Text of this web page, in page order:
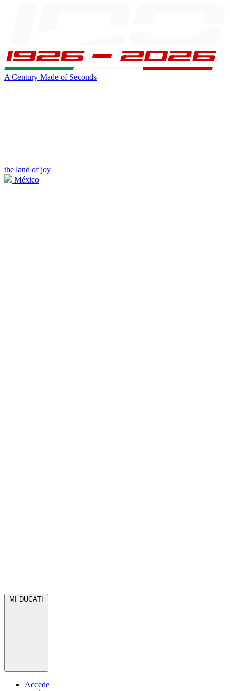
A Century Made of Seconds
the land of joy
México
MI DUCATI
Accede